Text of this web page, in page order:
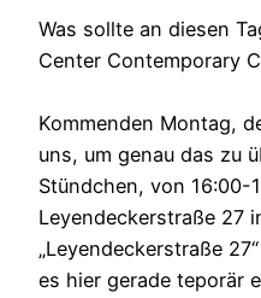
Was sollte an diesen
Center Contemporary
Kommenden Montag,
uns, um genau das zu
Stündchen, von 16:00-
Leyendeckerstraße 27
„Leyendeckerstraße
es hier gerade teporär